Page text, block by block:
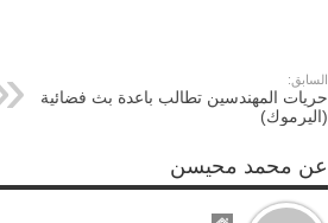
السابق:
حريات المهندسين تطالب باعدة بث فضائية
(اليرموك)
عن محمد محيسن